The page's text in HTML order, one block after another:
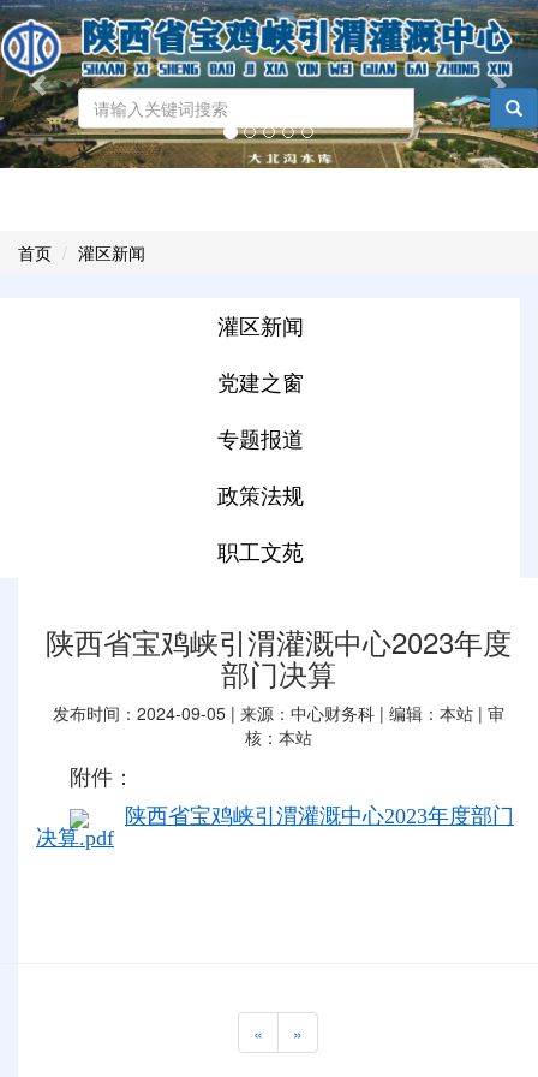
Previous
首页
灌区新闻
灌区新闻
党建之窗
专题报道
政策法规
职工文苑
陕西省宝鸡峡引渭灌溉中心2023年度
部门决算
发布时间：2024-09-05 | 来源：中心财务科 | 编辑：本站 | 审
核：本站
附件：
陕西省宝鸡峡引渭灌溉中心2023年度部门
决算.pdf
« »